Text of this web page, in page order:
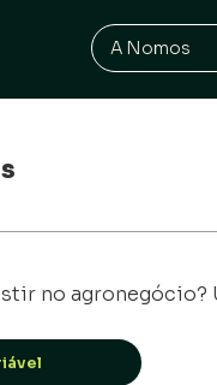
A Nomos
no agronegócio?